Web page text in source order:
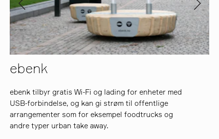
om oss
kontakt
ebenk
ebenk tilbyr gratis Wi-Fi og lading for enheter med
USB-forbindelse, og kan gi strøm til offentlige
arrangementer som for eksempel foodtrucks og
andre typer urban take away.